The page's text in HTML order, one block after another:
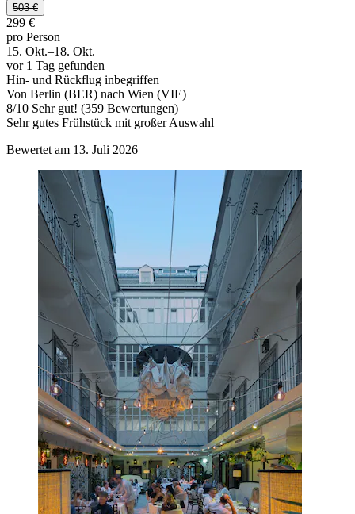
503 €
299 €
pro Person
15. Okt.–18. Okt.
vor 1 Tag gefunden
Hin- und Rückflug inbegriffen
Von Berlin (BER) nach Wien (VIE)
8/10 Sehr gut! (359 Bewertungen)
Sehr gutes Frühstück mit großer Auswahl
Bewertet am 13. Juli 2026